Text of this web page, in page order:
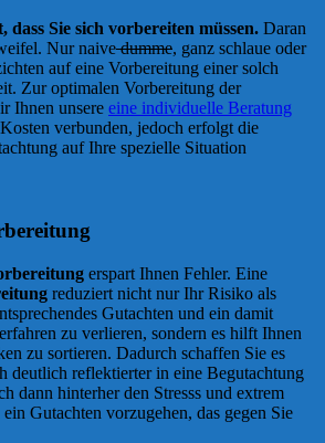
dass Sie sich vorbereiten müssen. Daran
Nur naivedumme, ganz schlaue oder
auf eine Vorbereitung einer solch
Zur optimalen Vorbereitung der
Ihnen unsere eine individuelle Beratung
verbunden, jedoch erfolgt die
auf Ihre spezielle Situation
erspart Ihnen Fehler. Eine
reduziert nicht nur Ihr Risiko als
Gutachten und ein damit
zu verlieren, sondern es hilft Ihnen
zu sortieren. Dadurch schaffen Sie es
deutlich reflektierter in eine Begutachtung
dann hinterher den Stresss und extrem
Gutachten vorzugehen, das gegen Sie